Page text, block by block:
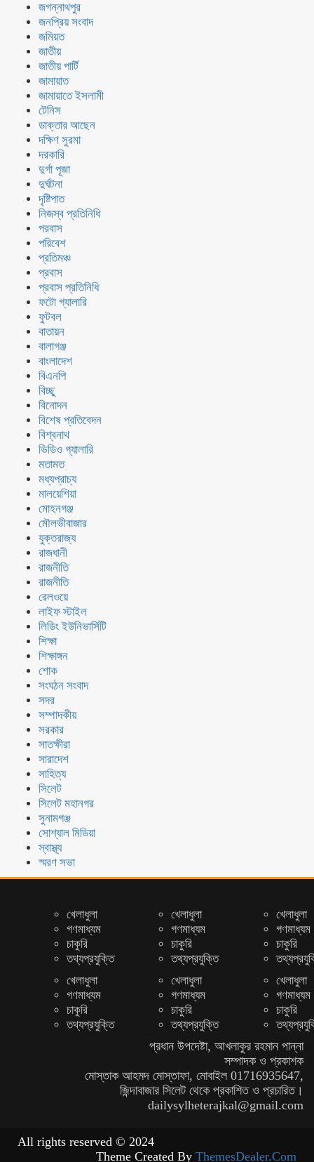
জগন্নাথপুর
জনপ্রিয় সংবাদ
জমিয়ত
জাতীয়
জাতীয় পার্টি
জামায়াত
জামায়াতে ইসলামী
টেনিস
ডাক্তার আছেন
দক্ষিণ সুরমা
দরকারি
দুর্গা পূজা
দুর্ঘটনা
দৃষ্টিপাত
নিজস্ব প্রতিনিধি
পরবাস
পরিবেশ
প্রতিমঞ্চ
প্রবাস
প্রবাস প্রতিনিধি
ফটো গ্যালারি
ফুটবল
বাতায়ন
বালাগঞ্জ
বাংলাদেশ
বিএনপি
বিচ্ছু
বিনোদন
বিশেষ প্রতিবেদন
বিশ্বনাথ
ভিডিও গ্যালারি
মতামত
মধ্যপ্রাচ্য
মালয়েশিয়া
মোহনগঞ্জ
মৌলভীবাজার
যুক্তরাজ্য
রাজধানী
রাজনীতি
রাজনীতি
রেলওয়ে
লাইফ স্টাইল
লিডিং ইউনিভার্সিটি
শিক্ষা
শিক্ষাঙ্গন
শোক
সংঘঠন সংবাদ
সদর
সম্পাদকীয়
সরকার
সাতক্ষীরা
সারাদেশ
সাহিত্য
সিলেট
সিলেট মহানগর
সুনামগঞ্জ
সোশ্যাল মিডিয়া
স্বাস্থ্য
স্মরণ সভা
খেলাধুলা
গণমাধ্যম
চাকুরি
তথ্যপ্রযুক্তি
খেলাধুলা
গণমাধ্যম
চাকুরি
তথ্যপ্রযুক্তি
খেলাধুলা
গণমাধ্যম
চাকুরি
খেলাধুলা
গণমাধ্যম
চাকুরি
তথ্যপ্রযুক্তি
খেলাধুলা
গণমাধ্যম
চাকুরি
তথ্যপ্রযুক্তি
খেলাধুলা
গণমাধ্যম
চাকুরি
প্রধান উপদেষ্টা, আখলাকুর রহমান পান্না
সম্পাদক ও প্রকাশক
মোস্তাক আহমদ মোস্তাফা, মোবাইল 01716935647,
জিন্দাবাজার সিলেট থেকে প্রকাশিত ও প্রচারিত।
dailysylheterajkal@gmail.com
All rights reserved © 2024
Theme Created By ThemesDealer.Com